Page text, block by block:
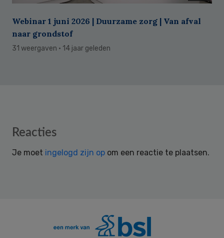
Webinar 1 juni 2026 | Duurzame zorg | Van afval
naar grondstof
31 weergaven · 14 jaar geleden
Reader
Reacties
Je moet ingelogd zijn op om een reactie te plaatsen.